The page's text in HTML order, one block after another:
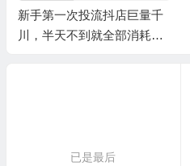
新手第一次投流抖店巨量千
川，半天不到就全部消耗完
已是最后